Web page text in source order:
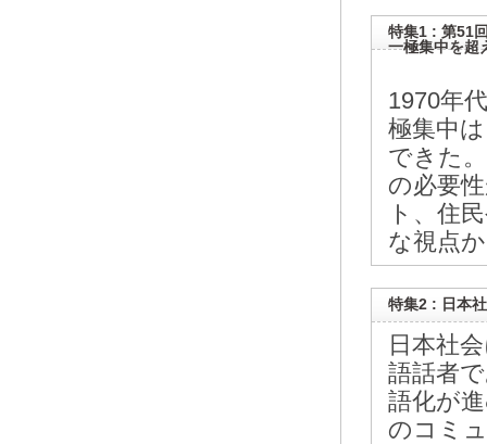
特集1 : 第51
一極集中を超
1970年
極集中
できた
の必要
ト、住
な視点
特集2 : 日本
日本社
語話者
語化が
のコミ